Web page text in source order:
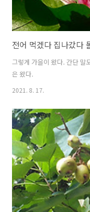
전어 먹겠다 집나갔다
그렇게 가을이 왔다. 간단 말
은 왔다.
2021. 8. 17.